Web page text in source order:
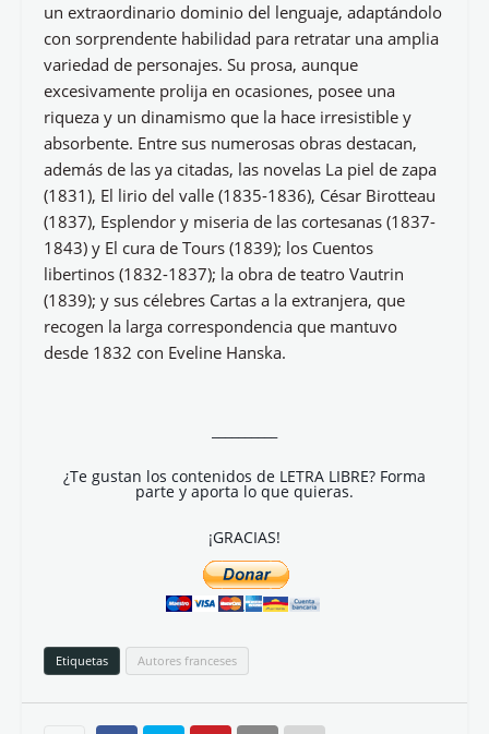
un extraordinario dominio del lenguaje, adaptándolo
con sorprendente habilidad para retratar una amplia
variedad de personajes. Su prosa, aunque
excesivamente prolija en ocasiones, posee una
riqueza y un dinamismo que la hace irresistible y
absorbente. Entre sus numerosas obras destacan,
además de las ya citadas, las novelas La piel de zapa
(1831), El lirio del valle (1835-1836), César Birotteau
(1837), Esplendor y miseria de las cortesanas (1837-
1843) y El cura de Tours (1839); los Cuentos
libertinos (1832-1837); la obra de teatro Vautrin
(1839); y sus célebres Cartas a la extranjera, que
recogen la larga correspondencia que mantuvo
desde 1832 con Eveline Hanska.
¿Te gustan los contenidos de LETRA LIBRE? Forma
parte y aporta lo que quieras.
¡GRACIAS!
Etiquetas Autores franceses